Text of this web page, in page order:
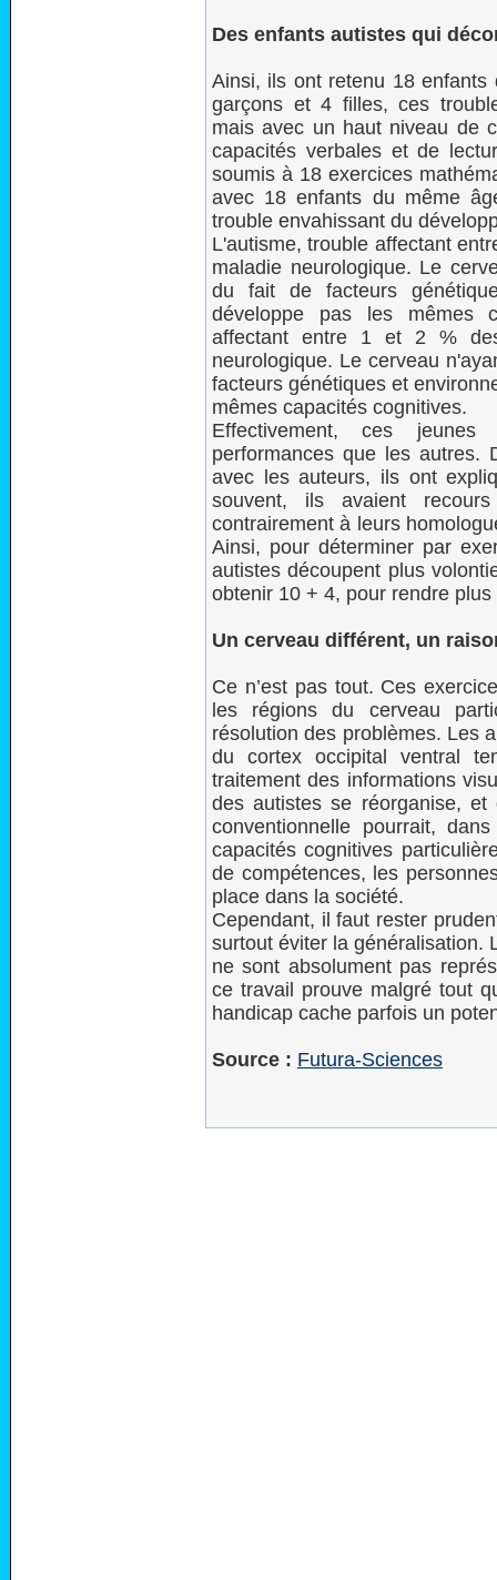
Des enfants autistes qui
Ainsi, ils ont retenu 18
garçons et 4 filles, ces
mais avec un haut niveau de
capacités verbales et de
soumis à 18 exercices
avec 18 enfants du même
trouble envahissant du
L'autisme, trouble affectant
maladie neurologique. Le
du fait de facteurs
développe pas les mêmes
affectant entre 1 et 2 %
neurologique. Le cerveau
facteurs génétiques et
mêmes capacités cognitives.
Effectivement, ces
performances que les autres.
avec les auteurs, ils ont
souvent, ils avaient
contrairement à leurs
Ainsi, pour déterminer par
autistes découpent plus
obtenir 10 + 4, pour rendre
Un cerveau différent, un
Ce n’est pas tout. Ces
les régions du cerveau
résolution des problèmes. Les
du cortex occipital ventral
traitement des informations
des autistes se réorganise, et
conventionnelle pourrait,
capacités cognitives
de compétences, les
place dans la société.
Cependant, il faut rester
surtout éviter la généralisation.
ne sont absolument pas
ce travail prouve malgré tout
handicap cache parfois un
Source : Futura-Sciences